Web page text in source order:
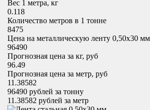
Вес 1 метра, кг
0.118
Количество метров в 1 тонне
8475
Цена на металлическую ленту 0,50х30 мм
96490
Прогнозная цена за кг, руб
96.49
Прогнозная цена за метр, руб
11.38582
96490 рублей за тонну
11.38582 рублей за метр